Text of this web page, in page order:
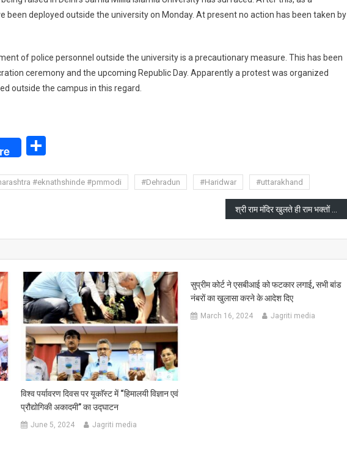
In
Jamia
University
been deployed outside the university on Monday. At present no action has been taken by
of police personnel outside the university is a precautionary measure. This has been
ceremony and the upcoming Republic Day. Apparently a protest was organized
outside the campus in this regard.
#eknathshinde #pmmodi #Dehradun #Haridwar #uttarakhand
विश्व पर्यावरण दिवस पर यूकाॅस्ट में “हिमालयी विज्ञान एवं
प्रौद्योगिकी अकादमी” का उद्घाटन
June 5, 2024 Jagriti media
सुप्रीम कोर्ट ने एसबीआई को फटकार लगाई, सभी बांड
नंबरों का खुलासा करने के आदेश दिए
March 16, 2024 Jagriti media